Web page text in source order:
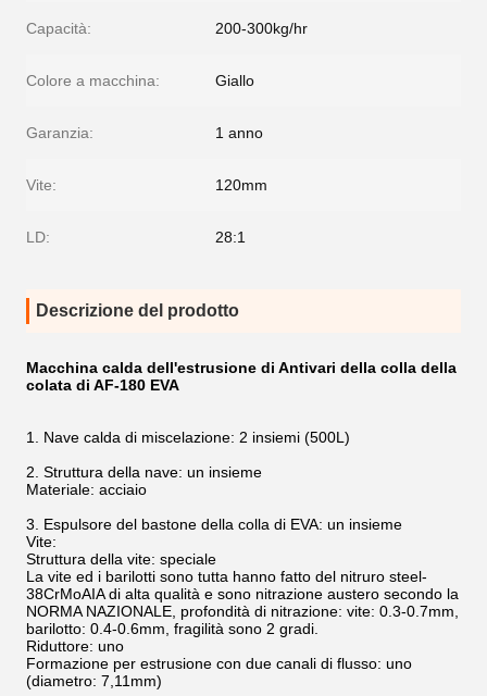
Capacità: 200-300kg/hr
Colore a macchina: Giallo
Garanzia: 1 anno
Vite: 120mm
LD: 28:1
Descrizione del prodotto
Macchina calda dell'estrusione di Antivari della colla della
colata di AF-180 EVA
1. Nave calda di miscelazione: 2 insiemi (500L)
2. Struttura della nave: un insieme
Materiale: acciaio
3. Espulsore del bastone della colla di EVA: un insieme
Vite:
Struttura della vite: speciale
La vite ed i barilotti sono tutta hanno fatto del nitruro steel-
38CrMoAIA di alta qualità e sono nitrazione austero secondo la
NORMA NAZIONALE, profondità di nitrazione: vite: 0.3-0.7mm,
barilotto: 0.4-0.6mm, fragilità sono 2 gradi.
Riduttore: uno
Formazione per estrusione con due canali di flusso: uno
(diametro: 7,11mm)